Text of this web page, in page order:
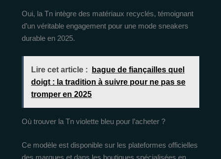
Oui, la Tn intègre des matériaux recyclés, témoignant
d’un véritable engagement pour une mode sneakers
durable en 2025.
Lire cet article :
bague de fiançailles quel
doigt : la tradition à suivre pour ne pas se
tromper en 2025
Où trouver la Tn violette bleu pour l’acheter ?
Ce modèle est disponible sur les plateformes officielles
des marques et dans les boutiques spécialisées en